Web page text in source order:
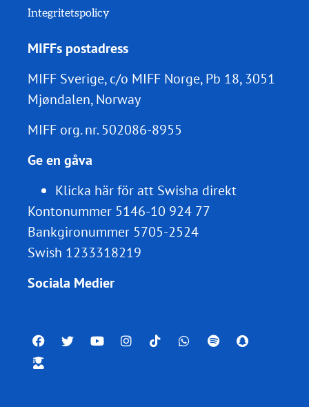
Integritetspolicy
MIFFs postadress
MIFF Sverige, c/o MIFF Norge, Pb 18, 3051
Mjøndalen, Norway
MIFF org. nr.502086-8955
Ge en gåva
Klicka här för att Swisha direkt
Kontonummer 5146-10 924 77
Bankgironummer 5705-2524
Swish 1233318219
Sociala Medier